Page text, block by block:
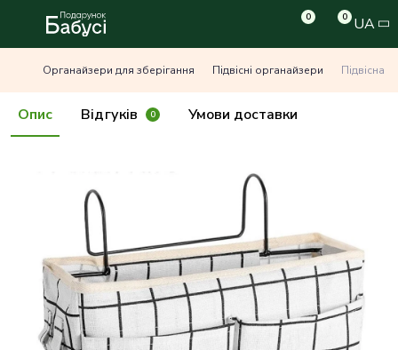
0 0 UA
Органайзери для зберігання Підвісні органайзери Підвісна
Опис Відгуків 0 Умови доставки